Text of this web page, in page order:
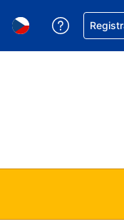
si měnu. Aktuálně
Vyberte si jazyk.